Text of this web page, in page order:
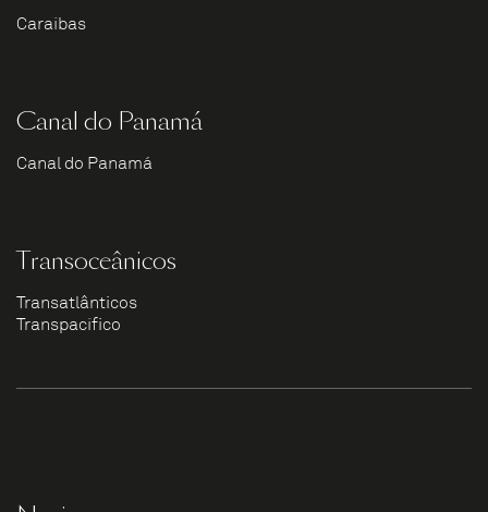
Caraíbas
Canal do Panamá
Canal do Panamá
Transoceânicos
Transatlânticos
Transpacífico